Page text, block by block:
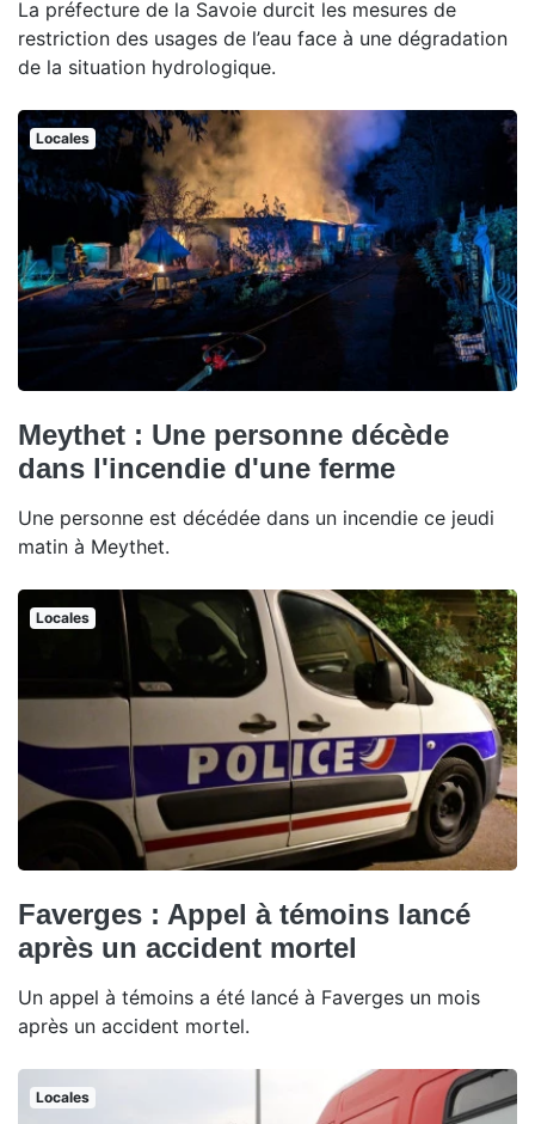
La préfecture de la Savoie durcit les mesures de
restriction des usages de l’eau face à une dégradation
de la situation hydrologique.
Locales
Meythet : Une personne décède
dans l'incendie d'une ferme
Une personne est décédée dans un incendie ce jeudi
matin à Meythet.
Locales
Faverges : Appel à témoins lancé
après un accident mortel
Un appel à témoins a été lancé à Faverges un mois
après un accident mortel.
Locales